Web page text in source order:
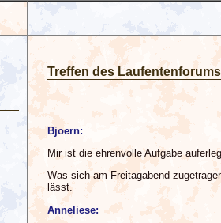
Treffen des
Bjoern:
Mir ist die ehrenvolle Aufgabe
Was sich am Freitagabend
lässt.
Anneliese: